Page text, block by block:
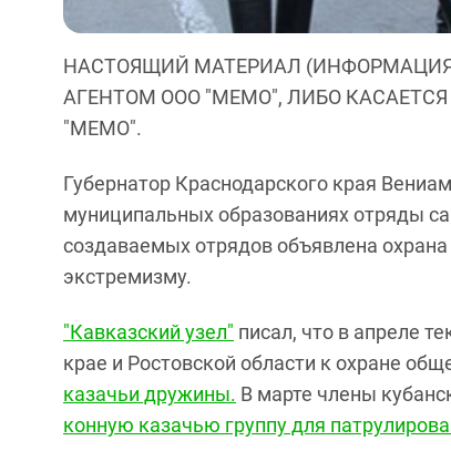
НАСТОЯЩИЙ МАТЕРИАЛ
АГЕНТОМ ООО "МЕМО", ЛИБО
"МЕМО".
Губернатор Краснодарского края
муниципальных образованиях отряды
создаваемых отрядов объявлена
экстремизму.
"Кавказский узел" писал, что в апреле
крае и Ростовской области к охране
казачьи дружины. В марте члены
конную казачью группу для